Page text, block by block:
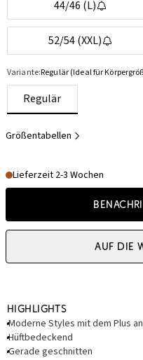
44/46 (L)
52/54 (XXL)
Variante:Regulär (Ideal für
Regulär
Größentabellen
Lieferzeit 2-3 Wochen
Auf die
Highlights
Moderne Styles mit dem Plus
Hüftbedeckend
Gerade geschnitten